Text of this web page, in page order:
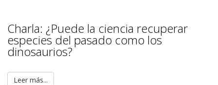
Charla: ¿Puede la ciencia recuperar
especies del pasado como los
dinosaurios?
Leer más...